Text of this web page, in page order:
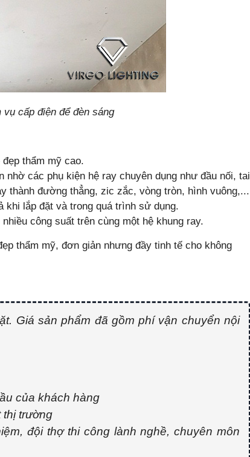
cấp điện để đèn sáng
thẩm mỹ cao.
nhờ các phụ kiện hệ ray chuyên dụng như đầu nối, tai
thành đường thẳng, zic zắc, vòng tròn, hình vuông,...
khi lắp đặt và trong quá trình sử dụng.
công suất trên cùng một hệ khung ray.
thẩm mỹ, đơn giản nhưng đầy tinh tế cho không
Giá sản phẩm đã gồm phí vận chuyển nội
của khách hàng
thị trường
đội thợ thi công lành nghề, chuyên môn